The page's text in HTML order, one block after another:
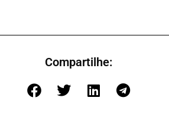
Compartilhe: